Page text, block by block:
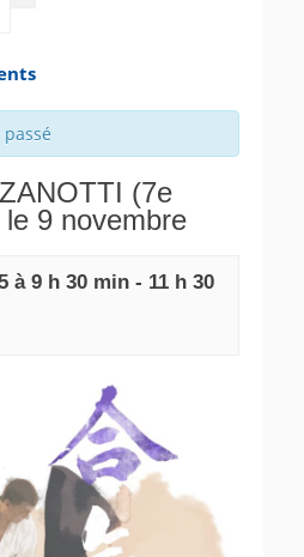
(7e
9 novembre
à 9 h 30 min - 11 h 30